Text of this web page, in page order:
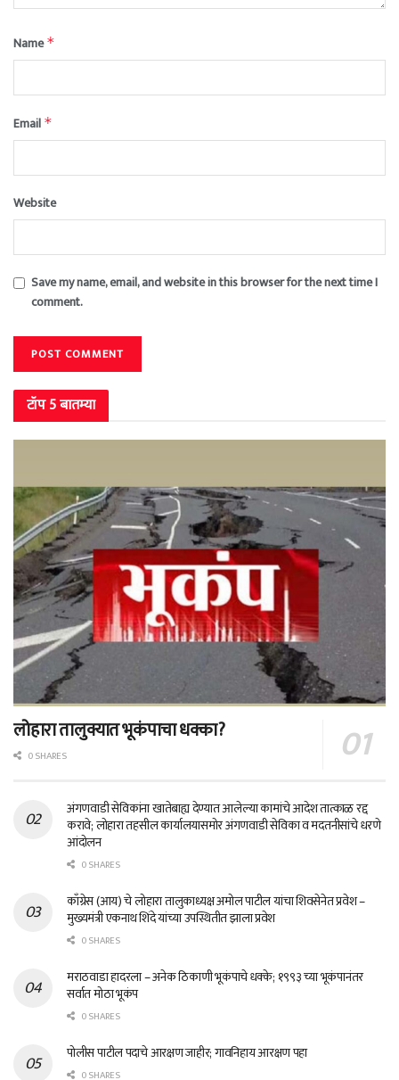
Name*
Email *
Website
Save my name, email, and website in this browser for the next time I
comment.
टॉप 5 बातम्या
लोहारा तालुक्यात भूकंपाचा धक्का?
0 SHARES
अंगणवाडी सेविकांना खातेबाह्य देण्यात आलेल्या कामांचे आदेश तात्काळ रद्द
करावे; लोहारा तहसील कार्यालयासमोर अंगणवाडी सेविका व मदतनीसांचे धरणे
आंदोलन
0 SHARES
काँग्रेस (आय) चे लोहारा तालुकाध्यक्ष अमोल पाटील यांचा शिवसेनेत प्रवेश –
मुख्यमंत्री एकनाथ शिंदे यांच्या उपस्थितीत झाला प्रवेश
0 SHARES
मराठवाडा हादरला – अनेक ठिकाणी भूकंपाचे धक्के; १९९३ च्या भूकंपानंतर
सर्वात मोठा भूकंप
0 SHARES
पोलीस पाटील पदाचे आरक्षण जाहीर; गावनिहाय आरक्षण पहा
0 SHARES